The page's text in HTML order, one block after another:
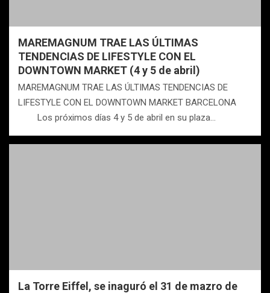
MAREMAGNUM TRAE LAS ÚLTIMAS
TENDENCIAS DE LIFESTYLE CON EL
DOWNTOWN MARKET (4 y 5 de abril)
MAREMAGNUM TRAE LAS ÚLTIMAS TENDENCIAS DE
LIFESTYLE CON EL DOWNTOWN MARKET BARCELONA
Los próximos días 4 y 5 de abril en su plaza…
La Torre Eiffel, se inaguró el 31 de mazro de